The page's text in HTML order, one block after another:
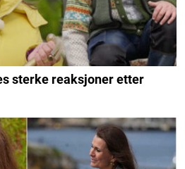
sterke reaksjoner etter